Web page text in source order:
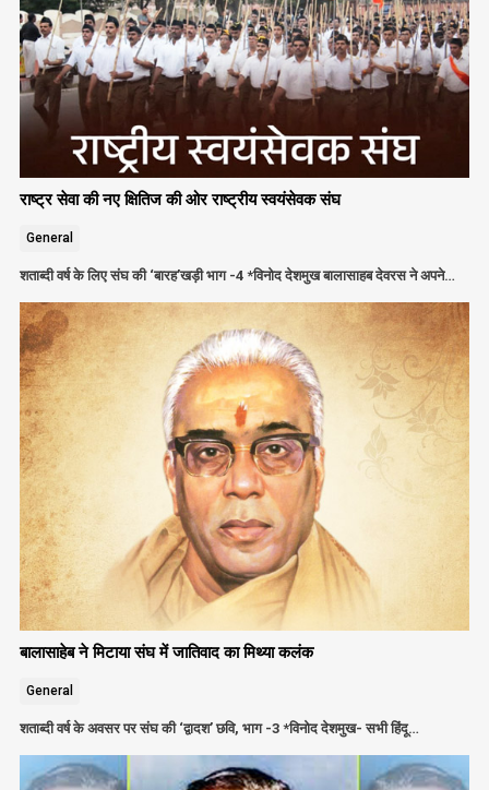
राष्ट्र सेवा की नए क्षितिज की ओर राष्ट्रीय स्वयंसेवक संघ
General
शताब्दी वर्ष के लिए संघ की ‘बारह’खड़ी भाग -4 *विनोद देशमुख बालासाहब देवरस ने अपने…
बालासाहेब ने मिटाया संघ में जातिवाद का मिथ्या कलंक
General
शताब्दी वर्ष के अवसर पर संघ की ‘द्वादश’ छवि, भाग -3 *विनोद देशमुख- सभी हिंदू…